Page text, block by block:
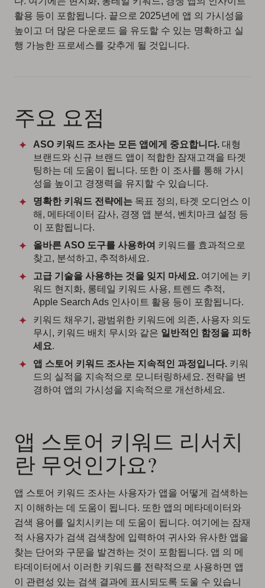
활용 등이 포함됩니다. 끝으로 2025년에 앱 의 가시성을
높이고 더 많은 다운로드 을 유도할 수 있는 명확하고 실
행 가능한 프로세스를 갖추게 될 것입니다.
주요 요점
ASO 키워드 조사는 모든 앱에게 중요합니다. 대형
브랜드와 신규 브랜드 앱이 적합한 잠재고객을 타겟
팅하는 데 도움이 됩니다. 또한 이 조사를 통해 가시
성을 높이고 경쟁력을 유지할 수 있습니다.
명확한 키워드 전략에는 목표 정의, 타겟 오디언스 이
해, 메타데이터 감사, 경쟁 앱 분석, 벤치마크 설정 등
이 포함됩니다.
올바른 ASO 도구를 사용하여 키워드를 효과적으로
찾고, 분석하고, 추적하세요.
고급 기술을 사용하는 것을 잊지 마세요. 여기에는 키
워드 현지화, 롱테일 키워드 사용, 트렌드 추적,
Apple Search Ads 인사이트 활용 등이 포함됩니다.
키워드 채우기, 광범위한 키워드에 의존, 사용자 의도
무시, 키워드 배치 무시와 같은 일반적인 함정을 피하
세요.
앱 스토어 키워드 조사는 지속적인 과정입니다. 키워
드의 실적을 지속적으로 모니터링하세요. 전략을 변
경하여 앱의 가시성을 지속적으로 개선하세요.
앱 스토어 키워드 리서치
란 무엇인가요?
앱 스토어 키워드 조사는 사용자가 앱을 어떻게 검색하는
지 이해하는 데 도움이 됩니다. 또한 앱의 메타데이터와
검색 용어를 일치시키는 데 도움이 됩니다. 여기에는 잠재
적 사용자가 검색 검색창에 입력하여 귀사와 유사한 앱을
찾는 단어와 구문을 발견하는 것이 포함됩니다. 앱 의 메
타데이터에서 이러한 키워드를 전략적으로 사용하면 앱
이 관련성 있는 검색 결과에 표시되도록 도울 수 있습니